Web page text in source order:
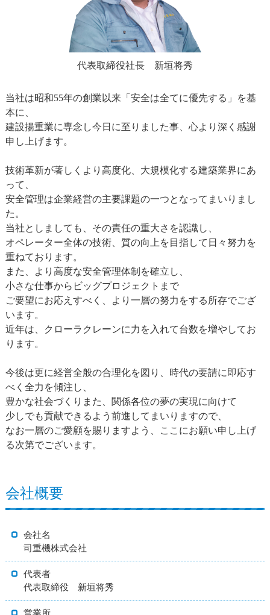
代表取締役社長 新垣将秀
当社は昭和55年の創業以来「安全は全てに優先する」を基
本に、
建設揚重業に専念し今日に至りました事、心より深く感謝
申し上げます。
技術革新が著しくより高度化、大規模化する建築業界にあ
って、
安全管理は企業経営の主要課題の一つとなってまいりまし
た。
当社としましても、その責任の重大さを認識し、
オペレーター全体の技術、質の向上を目指して日々努力を
重ねております。
また、より高度な安全管理体制を確立し、
小さな仕事からビッグプロジェクトまで
ご要望にお応えすべく、より一層の努力をする所存でござ
います。
近年は、クローラクレーンに力を入れて台数を増やしてお
ります。
今後は更に経営全般の合理化を図り、時代の要請に即応す
べく全力を傾注し、
豊かな社会づくりまた、関係各位の夢の実現に向けて
少しでも貢献できるよう前進してまいりますので、
なお一層のご愛顧を賜りますよう、ここにお願い申し上げ
る次第でございます。
会社概要
会社名
司重機株式会社
代表者
代表取締役 新垣将秀
営業所